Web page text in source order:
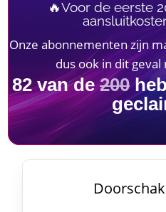
🔥Voor de eerste
Onze abonnementen zijn
dus ook in dit geval
82van de200